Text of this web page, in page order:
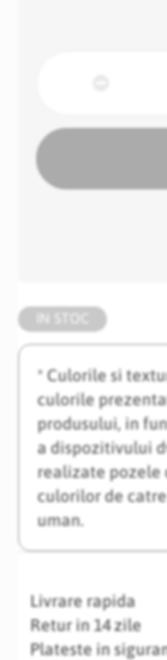
* Culorile si
culorile
produsului, in
a dispozitivului
realizate pozele
culorilor de
uman.
Livrare rapida
Retur in 14 zile
Plateste in